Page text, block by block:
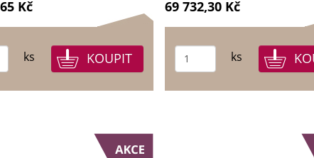
Kč
ks
69 732,30 Kč
ks